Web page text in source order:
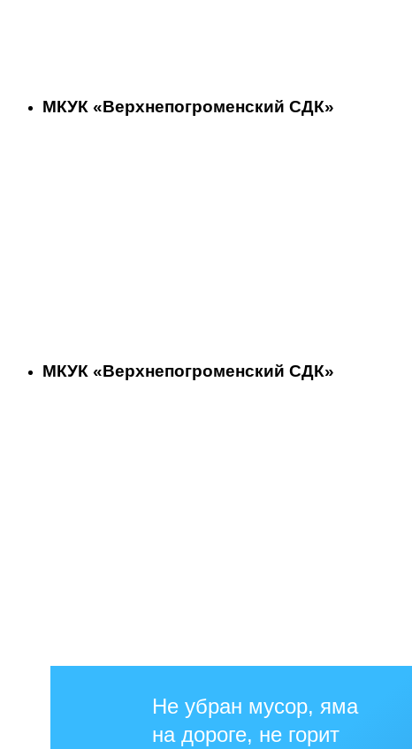
МКУК «Верхнепогроменский СДК»
МКУК «Верхнепогроменский СДК»
Не убран мусор, яма
на дороге, не горит